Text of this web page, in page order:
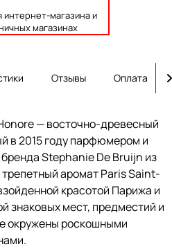
интернет-магазина и
магазинах
Отзывы Оплата
— восточно-древесный
в 2015 году парфюмером и
Stephanie De Bruijn из
аромат Paris Saint-
красотой Парижа и
знаковых мест, предместий и
окружены роскошными